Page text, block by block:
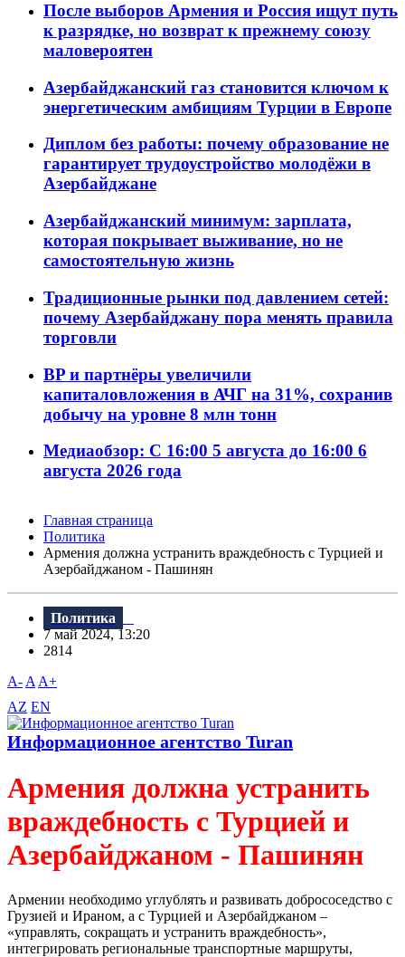
После выборов Армения и Россия ищут путь
к разрядке, но возврат к прежнему союзу
маловероятен
Азербайджанский газ становится ключом к
энергетическим амбициям Турции в Европе
Диплом без работы: почему образование не
гарантирует трудоустройство молодёжи в
Азербайджане
Азербайджанский минимум: зарплата,
которая покрывает выживание, но не
самостоятельную жизнь
Традиционные рынки под давлением сетей:
почему Азербайджану пора менять правила
торговли
BP и партнёры увеличили
капиталовложения в АЧГ на 31%, сохранив
добычу на уровне 8 млн тонн
Медиаобзор: С 16:00 5 августа до 16:00 6
августа 2026 года
Главная страница
Политика
Армения должна устранить враждебность с Турцией и
Азербайджаном - Пашинян
Политика
7 май 2024, 13:20
2814
A- A A+
AZ EN
Информационное агентство Turan
Армения должна устранить
враждебность с Турцией и
Азербайджаном - Пашинян
Армении необходимо углублять и развивать добрососедство с
Грузией и Ираном, а с Турцией и Азербайджаном –
«управлять, сокращать и устранить враждебность»,
интегрировать региональные транспортные маршруты,